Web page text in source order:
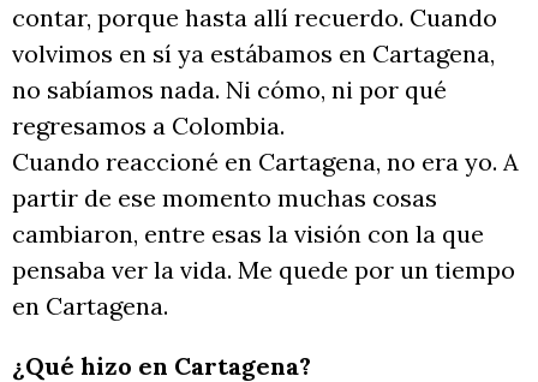
contar, porque hasta allí recuerdo. Cuando
volvimos en sí ya estábamos en Cartagena,
no sabíamos nada. Ni cómo, ni por qué
regresamos a Colombia.
Cuando reaccioné en Cartagena, no era yo. A
partir de ese momento muchas cosas
cambiaron, entre esas la visión con la que
pensaba ver la vida. Me quede por un tiempo
en Cartagena.
¿Qué hizo en Cartagena?